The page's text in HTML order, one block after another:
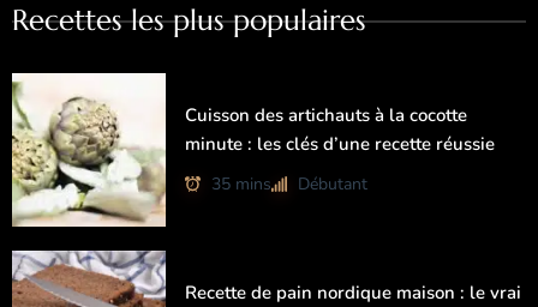
Recettes les plus populaires
Cuisson des artichauts à la cocotte
minute : les clés d’une recette réussie
35 mins Débutant
Recette de pain nordique maison : le vrai